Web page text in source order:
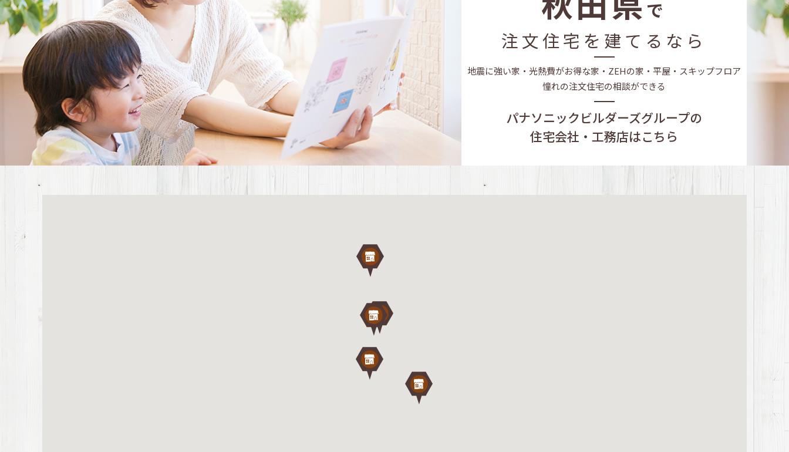
快適のヒミツ！そのカギは「断熱」
長持ちする家！だからこそ「保証」が大事
で
注文住宅を建てるなら
地震に強い家・光熱費がお得な家・ ZEHの家・平屋・スキップフロア
憧れの注文住宅の相談ができる
パナソニックビルダーズグループの
住宅会社・工務店はこちら